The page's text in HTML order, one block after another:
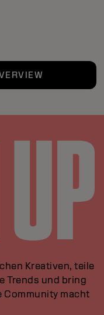
Kreativen, teile
Trends und bring
Community macht